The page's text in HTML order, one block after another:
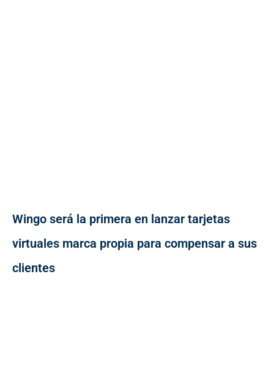
Wingo será la primera en lanzar tarjetas
virtuales marca propia para compensar a sus
clientes